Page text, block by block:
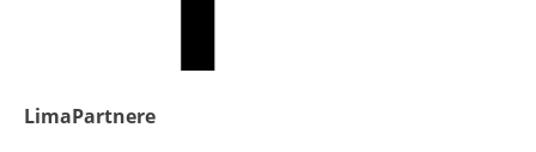
LimaPartnere